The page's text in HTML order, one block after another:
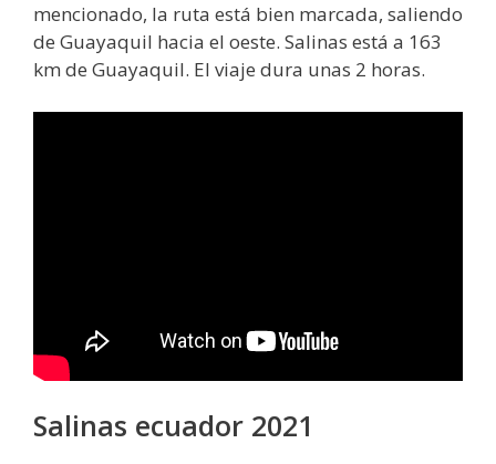
mencionado, la ruta está bien marcada, saliendo
de Guayaquil hacia el oeste. Salinas está a 163
km de Guayaquil. El viaje dura unas 2 horas.
Salinas ecuador 2021